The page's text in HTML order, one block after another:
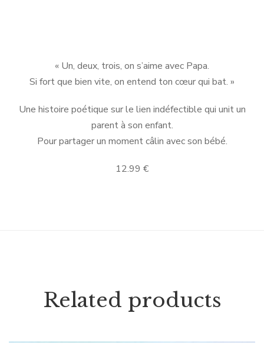
« Un, deux, trois, on s’aime avec Papa.
Si fort que bien vite, on entend ton cœur qui bat. »
Une histoire poétique sur le lien indéfectible qui unit un
parent à son enfant.
Pour partager un moment câlin avec son bébé.
12.99 €
Related products